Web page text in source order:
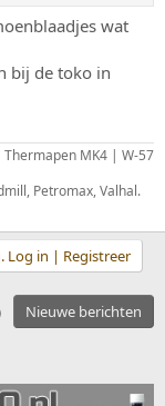
wat
bij de toko in
MK4 | W-57
Petromax, Valhal.
Log in | Registreer
Nieuwe berichten
WhatsApp